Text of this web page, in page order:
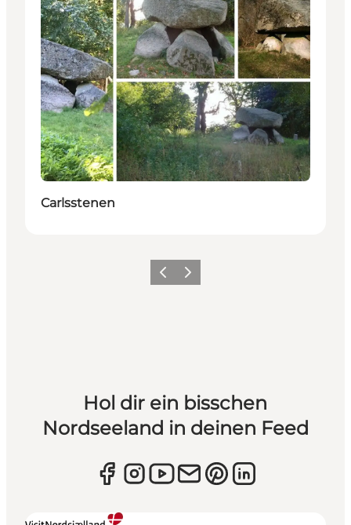
Carlsstenen
ZurückWeiter
Hol dir ein bisschen
Nordseeland in deinen Feed